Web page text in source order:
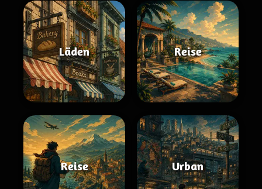
Läden Reise
Reise Urban